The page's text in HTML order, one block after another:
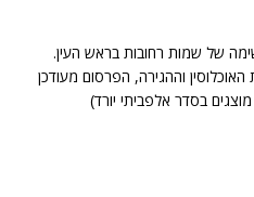
להלן רשימה של שמות רחובות בראש העין.
וההגירה, הפרסום מעודכן